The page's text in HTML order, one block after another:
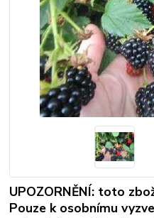
UPOZORNĚNÍ: toto
Pouze k osobnímu